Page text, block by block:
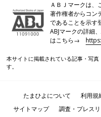
ＡＢＪマークは、
著作権者からコン
であることを示す
ABJマークの詳細
はこちら→
本サイトに掲載されている記事・写
す。
たまひよについて 利用規
サイトマップ
調査・プレス